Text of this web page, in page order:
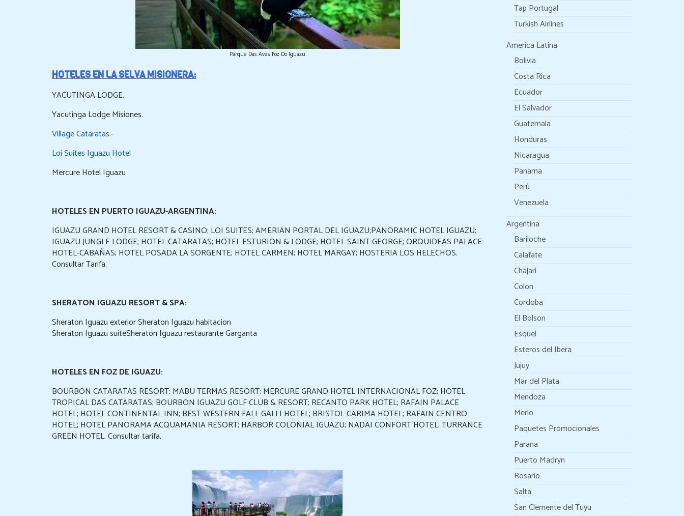
Parque Das Aves Foz Do Iguazu
HOTELES EN LA SELVA MISIONERA:
YACUTINGA LODGE.
Yacutinga Lodge Misiones.
Village Cataratas.-
Loi Suites Iguazu Hotel
Mercure Hotel Iguazu
HOTELES EN PUERTO IGUAZU-ARGENTINA:
IGUAZU GRAND HOTEL RESORT & CASINO; LOI SUITES; AMERIAN PORTAL DEL IGUAZU;PANORAMIC HOTEL IGUAZU;
IGUAZU JUNGLE LODGE; HOTEL CATARATAS; HOTEL ESTURION & LODGE; HOTEL SAINT GEORGE; ORQUIDEAS PALACE
HOTEL-CABAÑAS; HOTEL POSADA LA SORGENTE; HOTEL CARMEN; HOTEL MARGAY; HOSTERIA LOS HELECHOS.
Consultar Tarifa.
SHERATON IGUAZU RESORT & SPA:
Sheraton Iguazu exterior Sheraton Iguazu habitacion
Sheraton Iguazu suiteSheraton Iguazu restaurante Garganta
HOTELES EN FOZ DE IGUAZU:
BOURBON CATARATAS RESORT; MABU TERMAS RESORT; MERCURE GRAND HOTEL INTERNACIONAL FOZ; HOTEL
TROPICAL DAS CATARATAS; BOURBON IGUAZU GOLF CLUB & RESORT; RECANTO PARK HOTEL; RAFAIN PALACE
HOTEL; HOTEL CONTINENTAL INN; BEST WESTERN FALL GALLI HOTEL; BRISTOL CARIMA HOTEL; RAFAIN CENTRO
HOTEL; HOTEL PANORAMA ACQUAMANIA RESORT; HARBOR COLONIAL IGUAZU; NADAI CONFORT HOTEL; TURRANCE
GREEN HOTEL. Consultar tarifa.
Tap Portugal
Turkish Airlines
America Latina
Bolivia
Costa Rica
Ecuador
El Salvador
Guatemala
Honduras
Nicaragua
Panama
Perú
Venezuela
Argentina
Bariloche
Calafate
Chajari
Colon
Cordoba
El Bolson
Esquel
Esteros del Ibera
Jujuy
Mar del Plata
Mendoza
Merlo
Paquetes Promocionales
Parana
Puerto Madryn
Rosario
Salta
San Clemente del Tuyu